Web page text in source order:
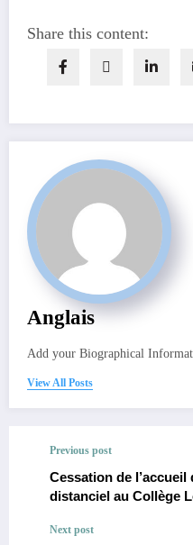
Share this content:
Anglais
Add your Biographical
View All Posts
Previous post
Cessation de
distanciel au Collège
Next post